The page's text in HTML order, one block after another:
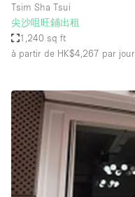
Chauffage
Comptoir
Cuisine
De plain-pied
Entrée Large
Espace Avec Vue
Espace Brut
Tsim Sha Tsui
尖沙咀旺鋪出租
1,240 sq ft
à partir de HK$4,267 par jour